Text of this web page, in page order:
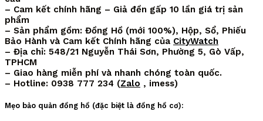
– Cam kết chính hãng – Giả đền gấp 10 lần giá trị sản
phẩm
– Sản phẩm gồm: Đồng Hồ (mới 100%), Hộp, Sổ, Phiếu
Bảo Hành và Cam kết Chính hãng của CityWatch
– Địa chỉ: 548/21 Nguyễn Thái Sơn, Phường 5, Gò Vấp,
TPHCM
– Giao hàng miễn phí và nhanh chóng toàn quốc.
– Hotline: 0938 777 234 (Zalo , imess)
Mẹo bảo quản đồng hồ (đặc biệt là đồng hồ cơ):